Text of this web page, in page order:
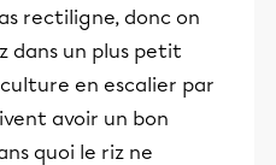
rectiligne, donc on
dans un plus petit
en escalier par
avoir un bon
quoi le riz ne